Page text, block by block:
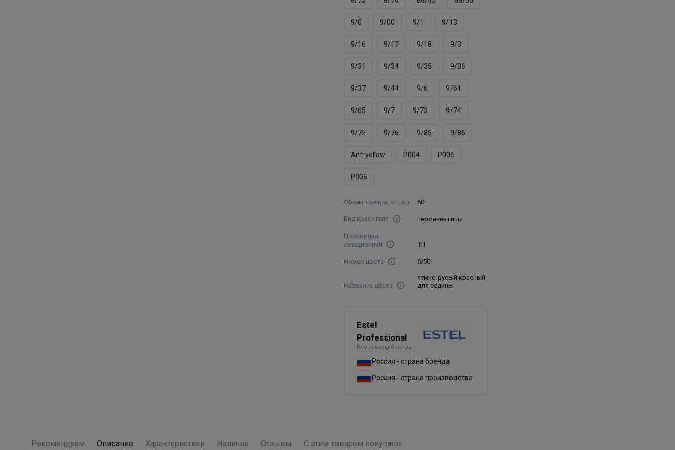
9/0 9/00 9/1 9/13
9/16 9/17 9/18 9/3
9/31 9/34 9/35 9/36
9/37 9/44 9/6 9/61
9/65 9/7 9/73 9/74
9/75 9/76 9/85 9/86
Аnti yellow Р004 Р005
Р006
Объем товара, мл./гр 60
Вид красителя перманентный
Пропорция
смешивания
1:1
Номер цвета 6/50
Название цвета
темно-русый красный
для седины
Estel
Professional
Все товары бренда
Россия - страна бренда
Россия - страна производства
Рекомендуем Описание Характеристики Наличие Отзывы С этим товаром покупают